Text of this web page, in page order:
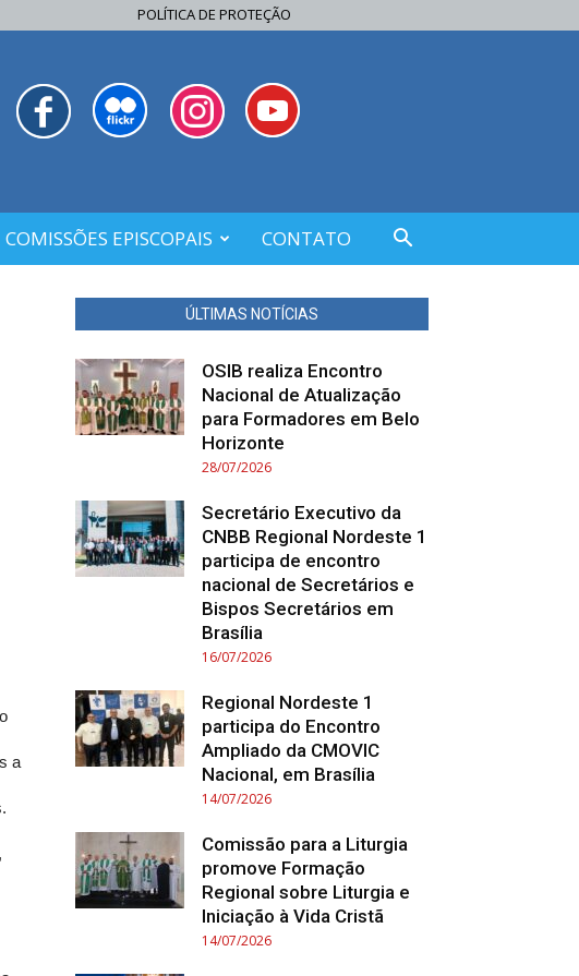
POLÍTICA DE PROTEÇÃO
COMISSÕES EPISCOPAIS CONTATO
a
ÚLTIMAS NOTÍCIAS
OSIB realiza Encontro
Nacional de Atualização
para Formadores em Belo
Horizonte
28/07/2026
Secretário Executivo da
CNBB Regional Nordeste 1
participa de encontro
nacional de Secretários e
Bispos Secretários em
Brasília
16/07/2026
Regional Nordeste 1
participa do Encontro
Ampliado da CMOVIC
Nacional, em Brasília
14/07/2026
Comissão para a Liturgia
promove Formação
Regional sobre Liturgia e
Iniciação à Vida Cristã
14/07/2026